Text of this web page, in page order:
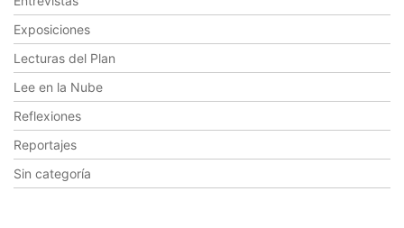
Exposiciones
Lecturas del Plan
Lee en la Nube
Reflexiones
Reportajes
Sin categoría